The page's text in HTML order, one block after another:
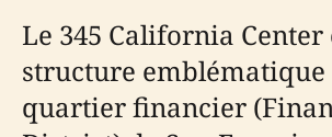
Le 345 California Center
structure emblématique
quartier financier